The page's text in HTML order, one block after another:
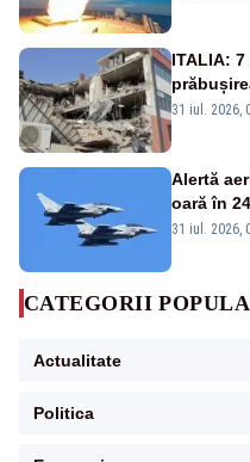
ITALIA:
31 iul. 2026,
Alertă
oară în
31 iul. 2026,
CATEGORII
Actualitate
Politica